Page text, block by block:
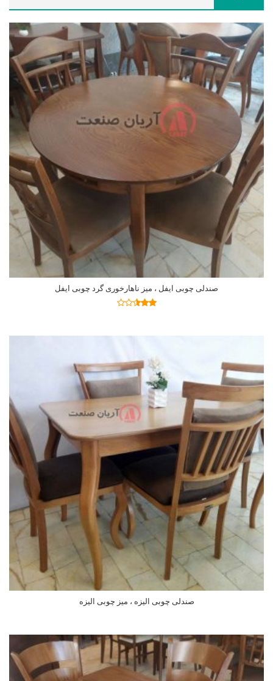
صندلی چوبی ایفل ، میز ناهارخوری گرد چوبی ایفل
اطلاعات بیشتر
صندلی چوبی الیزه ، میز چوبی الیزه
اطلاعات بیشتر